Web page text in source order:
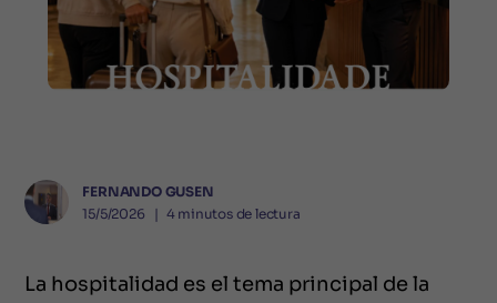
FERNANDO GUSEN
15/5/2026
❘ 4 minutos de lectura
La hospitalidad es el tema principal de la